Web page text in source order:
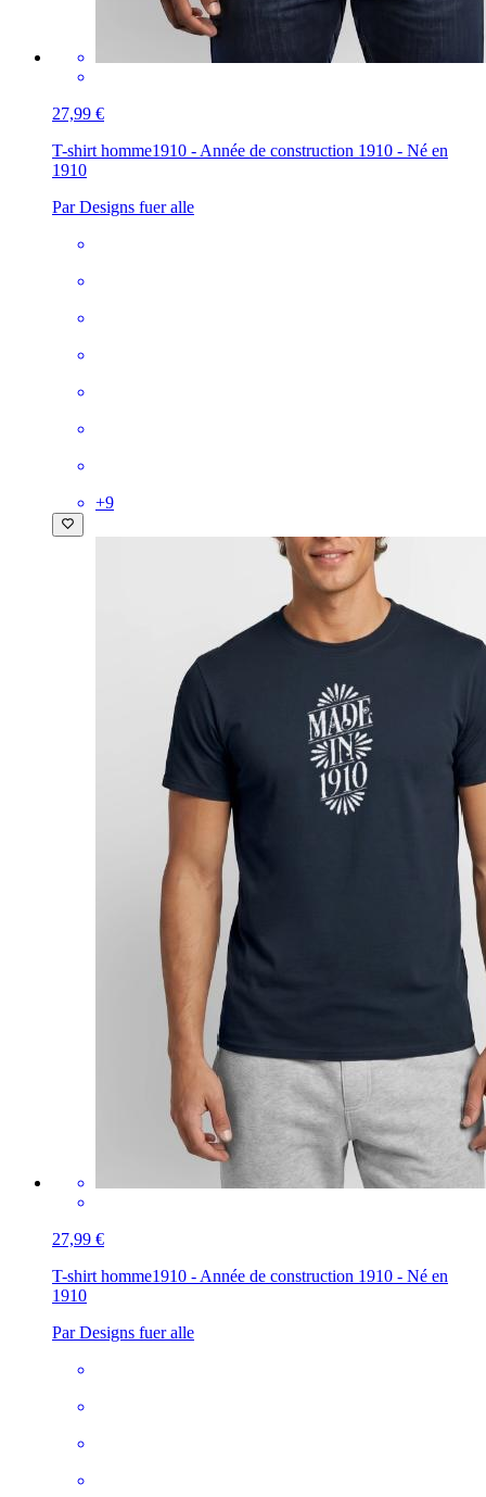
27,99 €
T-shirt homme1910 - Année de construction 1910 - Né en
1910
Par Designs fuer alle
+9
27,99 €
T-shirt homme1910 - Année de construction 1910 - Né en
1910
Par Designs fuer alle